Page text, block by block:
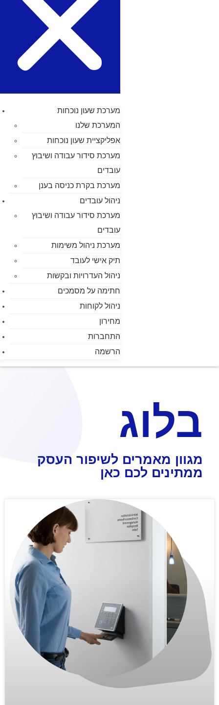
מערכת שעון נוכחות
המערכת שלנו
אפליקציית שעון נוכחות
מערכת סידור עבודה ושיבוץ
עובדים
מערכת בקרת כניסה בענן
ניהול עובדים
מערכת סידור עבודה ושיבוץ
עובדים
מערכת ניהול משימות
תיק אישי לעובד
ניהול העדרויות ובקשות
חתימה על מסמכים
ניהול לקוחות
מחירון
התחברות
הרשמה
בלוג
מגוון מאמרים לשיפור העסק
ממתינים לכם כאן